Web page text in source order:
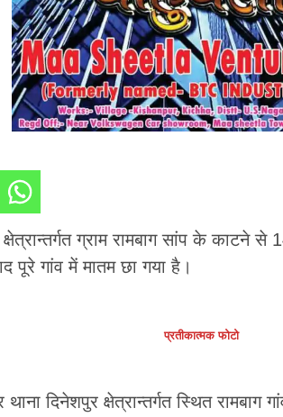
ग्राम रामबाग सांप के काटने से
पूरे गांव में मातम छा गया है।
प्रतीकात्मक फोटो
दिनेशपुर क्षेत्रान्तर्गत स्थित रामबाग